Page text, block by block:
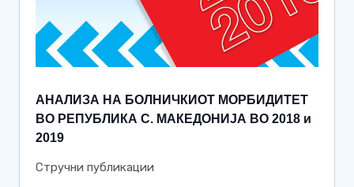
АНАЛИЗА НА БОЛНИЧКИОТ МОРБИДИТЕТ
ВО РЕПУБЛИКА С. МАКЕДОНИЈА ВО 2018 и
2019
Стручни публикации